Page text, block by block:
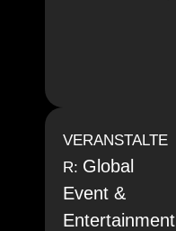
VERANSTALTE
R: Global
Event &
Entertainment